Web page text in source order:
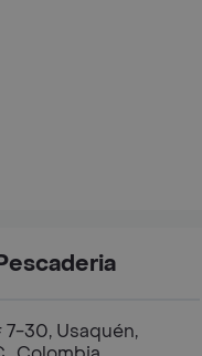
7-30, Usaquén,